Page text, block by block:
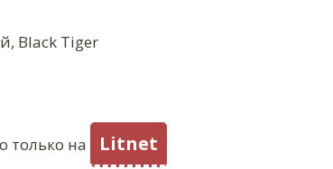
Black Tiger
только на Litnet